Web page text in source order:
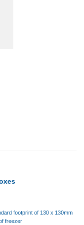
footprint of 130 x 130mm
freezer